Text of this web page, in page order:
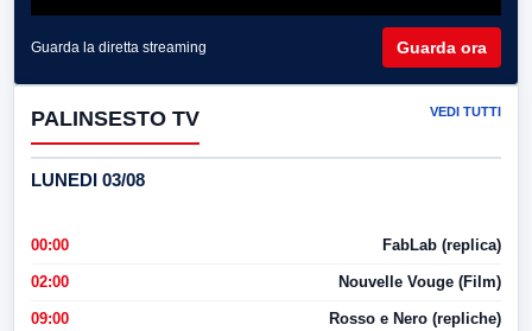
Guarda la diretta streaming Guarda ora
PALINSESTO TV VEDI TUTTI
LUNEDI 03/08
00:00 FabLab (replica)
02:00 Nouvelle Vouge (Film)
09:00 Rosso e Nero (repliche)